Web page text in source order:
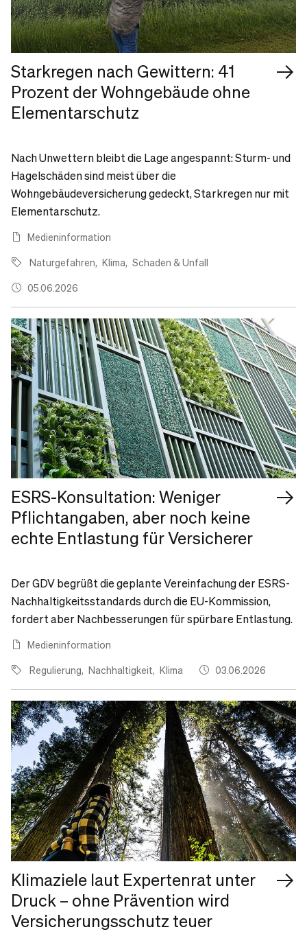
Starkregen nach Gewittern: 41
Prozent der Wohngebäude ohne
Elementarschutz
Nach Unwettern bleibt die Lage angespannt: Sturm- und
Hagelschäden sind meist über die
Wohngebäudeversicherung gedeckt, Starkregen nur mit
Elementarschutz.
Medieninformation
Naturgefahren Klima Schaden & Unfall
05.06.2026
ESRS-Konsultation: Weniger
Pflichtangaben, aber noch keine
echte Entlastung für Versicherer
Der GDV begrüßt die geplante Vereinfachung der ESRS-
Nachhaltigkeitsstandards durch die EU-Kommission,
fordert aber Nachbesserungen für spürbare Entlastung.
Medieninformation
Regulierung Nachhaltigkeit Klima 03.06.2026
Klimaziele laut Expertenrat unter
Druck – ohne Prävention wird
Versicherungsschutz teuer